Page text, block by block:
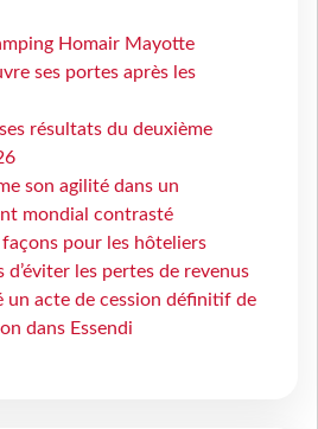
Homair Mayotte
ses portes après les
résultats du deuxième
son agilité dans un
mondial contrasté
façons pour les hôteliers
d’éviter les pertes de revenus
un acte de cession définitif de
dans Essendi